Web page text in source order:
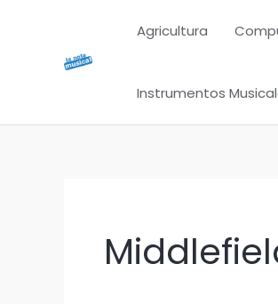
contenido
Agricultura
Instrumentos